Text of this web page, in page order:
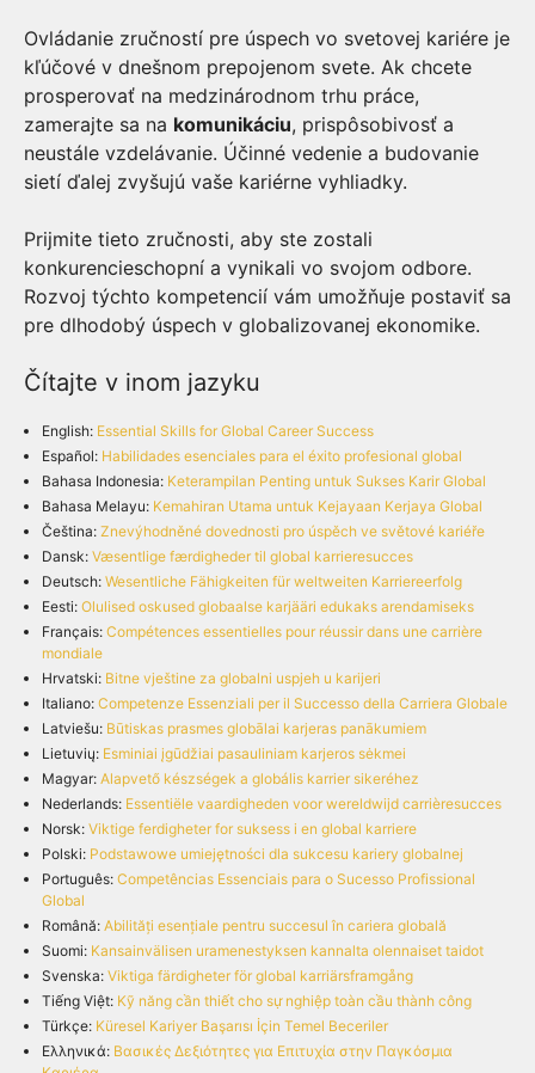
Ovládanie zručností pre úspech vo svetovej kariére je
kľúčové v dnešnom prepojenom svete. Ak chcete
prosperovať na medzinárodnom trhu práce,
zamerajte sa na komunikáciu, prispôsobivosť a
neustále vzdelávanie. Účinné vedenie a budovanie
sietí ďalej zvyšujú vaše kariérne vyhliadky.
Prijmite tieto zručnosti, aby ste zostali
konkurencieschopní a vynikali vo svojom odbore.
Rozvoj týchto kompetencií vám umožňuje postaviť sa
pre dlhodobý úspech v globalizovanej ekonomike.
Čítajte v inom jazyku
English: Essential Skills for Global Career Success
Español: Habilidades esenciales para el éxito profesional global
Bahasa Indonesia: Keterampilan Penting untuk Sukses Karir Global
Bahasa Melayu: Kemahiran Utama untuk Kejayaan Kerjaya Global
Čeština: Znevýhodněné dovednosti pro úspěch ve světové kariéře
Dansk: Væsentlige færdigheder til global karrieresucces
Deutsch: Wesentliche Fähigkeiten für weltweiten Karriereerfolg
Eesti: Olulised oskused globaalse karjääri edukaks arendamiseks
Français: Compétences essentielles pour réussir dans une carrière
mondiale
Hrvatski: Bitne vještine za globalni uspjeh u karijeri
Italiano: Competenze Essenziali per il Successo della Carriera Globale
Latviešu: Būtiskas prasmes globālai karjeras panākumiem
Lietuvių: Esminiai įgūdžiai pasauliniam karjeros sėkmei
Magyar: Alapvető készségek a globális karrier sikeréhez
Nederlands: Essentiële vaardigheden voor wereldwijd carrièresucces
Norsk: Viktige ferdigheter for suksess i en global karriere
Polski: Podstawowe umiejętności dla sukcesu kariery globalnej
Português: Competências Essenciais para o Sucesso Profissional
Global
Română: Abilități esențiale pentru succesul în cariera globală
Suomi: Kansainvälisen uramenestyksen kannalta olennaiset taidot
Svenska: Viktiga färdigheter för global karriärsframgång
Tiếng Việt: Kỹ năng cần thiết cho sự nghiệp toàn cầu thành công
Türkçe: Küresel Kariyer Başarısı İçin Temel Beceriler
Ελληνικά: Βασικές Δεξιότητες για Επιτυχία στην Παγκόσμια